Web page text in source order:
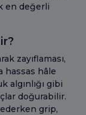
en değerli
zayıflaması,
hassas hâle
algınlığı gibi
doğurabilir.
grip,